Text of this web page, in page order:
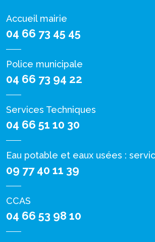
Accueil mairie
04 66 73 45 45
Police municipale
04 66 73 94 22
Services Techniques
04 66 51 10 30
Eau potable et eaux usées :
09 77 40 11 39
CCAS
04 66 53 98 10